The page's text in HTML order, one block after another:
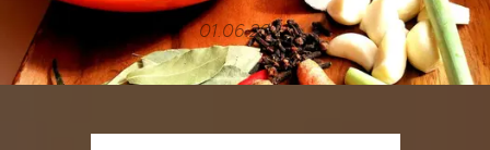
01.06.2022